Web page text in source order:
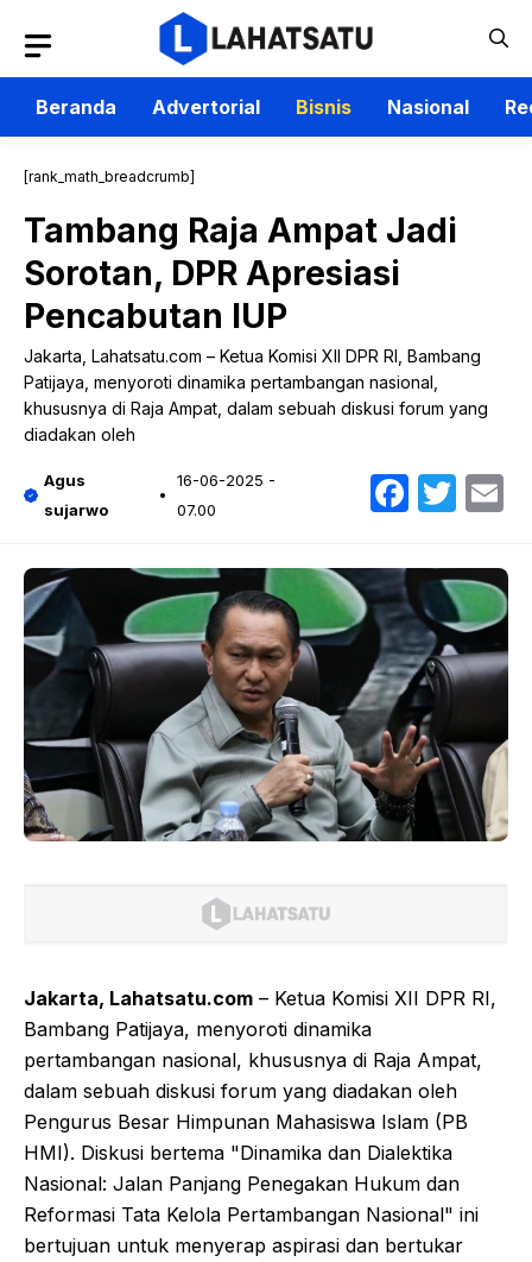
isi
Beranda
Advertorial Bisnis Nasional
[rank_math_breadcrumb]
Tambang Raja Ampat Jadi
Sorotan, DPR Apresiasi
Pencabutan IUP
Jakarta, Lahatsatu.com – Ketua Komisi XII DPR RI, Bambang
Patijaya, menyoroti dinamika pertambangan nasional,
khususnya di Raja Ampat, dalam sebuah diskusi forum yang
diadakan oleh
Agus
sujarwo
16-06-2025 -
07.00
Jakarta, Lahatsatu.com – Ketua Komisi XII DPR RI,
Bambang Patijaya, menyoroti dinamika
pertambangan nasional, khususnya di Raja Ampat,
dalam sebuah diskusi forum yang diadakan oleh
Pengurus Besar Himpunan Mahasiswa Islam (PB
HMI). Diskusi bertema "Dinamika dan Dialektika
Nasional: Jalan Panjang Penegakan Hukum dan
Reformasi Tata Kelola Pertambangan Nasional" ini
bertujuan untuk menyerap aspirasi dan bertukar